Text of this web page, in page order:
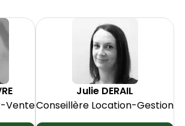
Vente
Julie DERAIL
Conseillère Location-Gestion